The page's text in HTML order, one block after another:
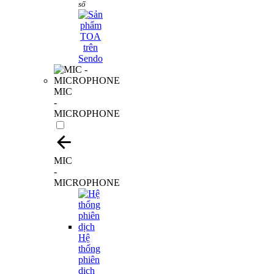
số
MIC
-
MICROPHONE
MIC
-
MICROPHONE
Hệ
thống
phiên
dịch